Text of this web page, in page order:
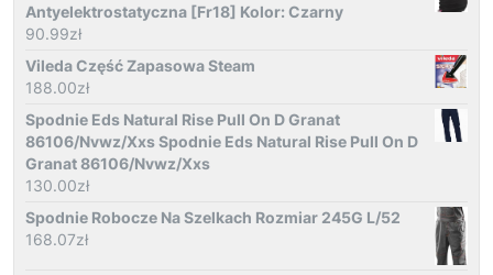
Antyelektrostatyczna [Fr18] Kolor: Czarny
90.99zł
Vileda Część Zapasowa Steam
188.00zł
Spodnie Eds Natural Rise Pull On D Granat
86106/Nvwz/Xxs Spodnie Eds Natural Rise Pull On D
Granat 86106/Nvwz/Xxs
130.00zł
Spodnie Robocze Na Szelkach Rozmiar 245G L/52
168.07zł